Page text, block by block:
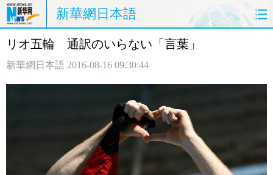
新華網日本語
ホームページ 政治
評論
リオ五輪 通訳のいらない「言葉」
新華網日本語 2016-08-16 09:30:44